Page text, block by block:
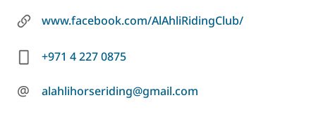
www.facebook.com/AlAhliRidingClub/
+971 4 227 0875
@ alahlihorseriding@gmail.com